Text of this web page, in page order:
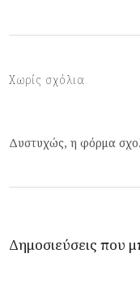
Χωρίς σχόλια
Δυστυχώς, η φόρμα
Δημοσιεύσεις που